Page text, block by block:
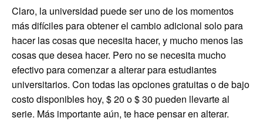
Claro, la universidad puede ser uno de los momentos
más difíciles para obtener el cambio adicional solo para
hacer las cosas que necesita hacer, y mucho menos las
cosas que desea hacer. Pero no se necesita mucho
efectivo para comenzar a alterar para estudiantes
universitarios. Con todas las opciones gratuitas o de bajo
costo disponibles hoy, $ 20 o $ 30 pueden llevarte al
serie. Más importante aún, te hace pensar en alterar.